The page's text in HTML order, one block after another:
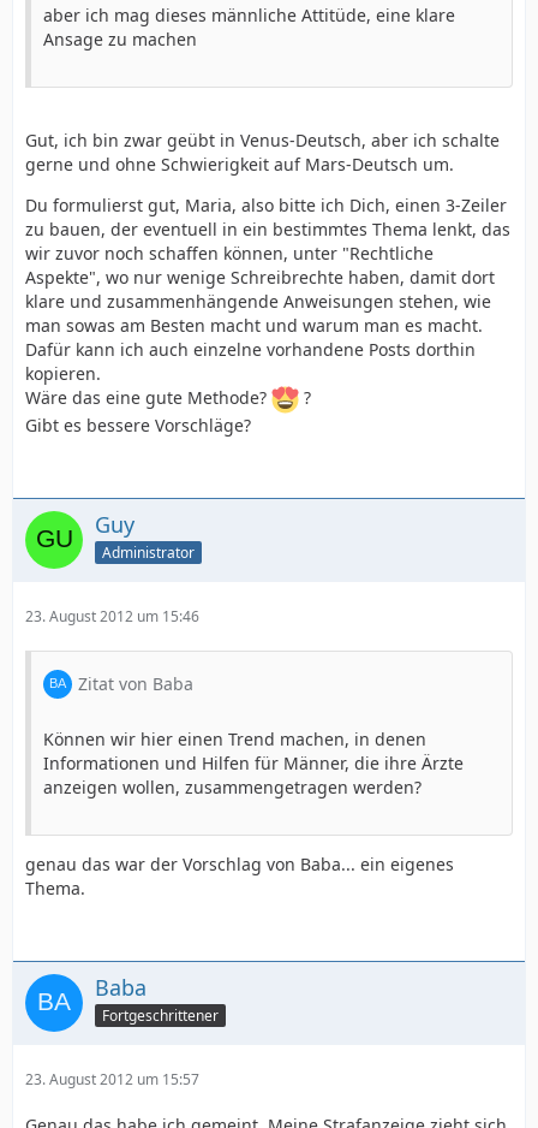
aber ich mag dieses männliche Attitüde, eine klare
Ansage zu machen
Gut, ich bin zwar geübt in Venus-Deutsch, aber ich schalte
gerne und ohne Schwierigkeit auf Mars-Deutsch um.
Du formulierst gut, Maria, also bitte ich Dich, einen 3-Zeiler
zu bauen, der eventuell in ein bestimmtes Thema lenkt, das
wir zuvor noch schaffen können, unter "Rechtliche
Aspekte", wo nur wenige Schreibrechte haben, damit dort
klare und zusammenhängende Anweisungen stehen, wie
man sowas am Besten macht und warum man es macht.
Dafür kann ich auch einzelne vorhandene Posts dorthin
kopieren.
Wäre das eine gute Methode?
?
Gibt es bessere Vorschläge?
Guy
Administrator
23. August 2012 um 15:46
Zitat von Baba
Können wir hier einen Trend machen, in denen
Informationen und Hilfen für Männer, die ihre Ärzte
anzeigen wollen, zusammengetragen werden?
genau das war der Vorschlag von Baba... ein eigenes
Thema.
Baba
Fortgeschrittener
23. August 2012 um 15:57